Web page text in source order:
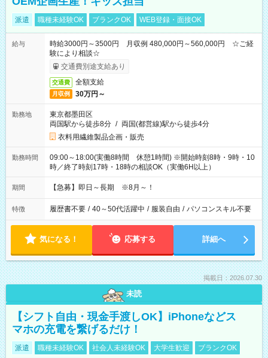
派遣 職種未経験OK ブランクOK WEB登録・面接OK
給与
時給3000円～3500円 月収例 480,000円～560,000円 ☆ご経
験により相談☆
交通費別途支給あり
交通費 全額支給
月収例 30万円～
勤務地
東京都墨田区
両国駅から徒歩8分 / 両国(都営線)駅から徒歩4分
衣料用繊維製品企画・販売
勤務時間
09:00～18:00(実働8時間 休憩1時間) ※開始時刻8時・9時・10
時／終了時刻17時・18時の相談OK（実働6H以上）
期間 【急募】即日～長期 ※8月～！
特徴 履歴書不要 / 40～50代活躍中 / 服装自由 / パソコンスキル不要
気になる！ 応募する 詳細へ
掲載日：2026.07.30
未読
【シフト自由・現金手渡しOK】iPhoneなどス
マホの充電を繋げるだけ！
派遣 職種未経験OK 社会人未経験OK 大学生歓迎
ブランクOK